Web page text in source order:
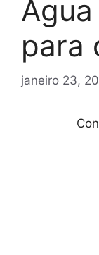
para
janeiro 23,